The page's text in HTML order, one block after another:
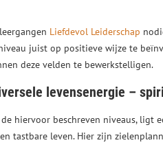
Liefdevol Leiderschap
juist op positieve wijze te
deze velden te bewerkstelligen.
levensenergie –
de hiervoor beschreven niveaus,
tastbare leven. Hier zijn